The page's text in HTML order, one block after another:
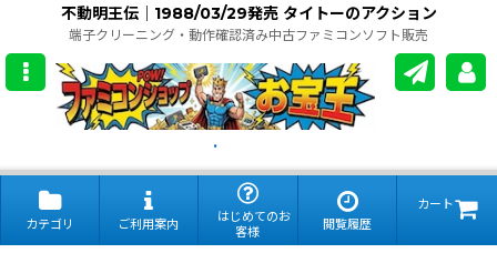
不動明王伝｜1988/03/29発売 タイトーのアクション
端子クリーニング・動作確認済み中古ファミコンソフト販売
.
カテゴリ ご利用案内
はじめてのお
客様
閲覧履歴
カート